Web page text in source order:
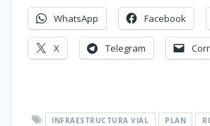
WhatsApp Facebook
X Telegram
INFRAESTRUCTURA VIAL PLAN